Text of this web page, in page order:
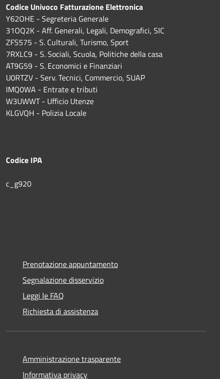
Codice Univoco Fatturazione Elettronica
Y62OHE - Segreteria Generale
31OQ2K - Aff. Generali, Legali, Demografici, SIC
ZFS575 - S. Culturali, Turismo, Sport
7RXLC9 - S. Sociali, Scuola, Politiche della casa
AT9G59 - S. Economici e Finanziari
U0RTZV - Serv. Tecnici, Commercio, SUAP
IMQ0WA - Entrate e tributi
W3UWWT - Ufficio Utenze
KLGVQH - Polizia Locale
Codice IPA
c_g920
Prenotazione appuntamento
Segnalazione disservizio
Leggi le FAQ
Richiesta di assistenza
Amministrazione trasparente
Informativa privacy